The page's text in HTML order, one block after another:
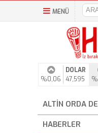
MENÜ
%0,06
DOLAR
47,595
ALTIN ORDA
HABERLER